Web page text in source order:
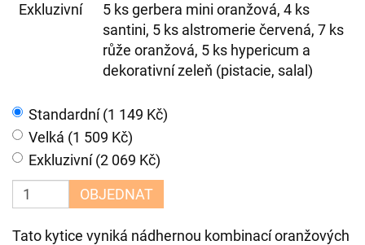
Exkluzivní
5 ks gerbera mini oranžová, 4 ks
santini, 5 ks alstromerie červená, 7 ks
růže oranžová, 5 ks hypericum a
dekorativní zeleň (pistacie, salal)
Standardní (1 149 Kč)
Velká (1 509 Kč)
Exkluzivní (2 069 Kč)
OBJEDNAT
Tato kytice vyniká nádhernou kombinací oranžových